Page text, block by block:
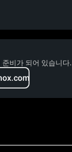
준비가 되어 있습니다.